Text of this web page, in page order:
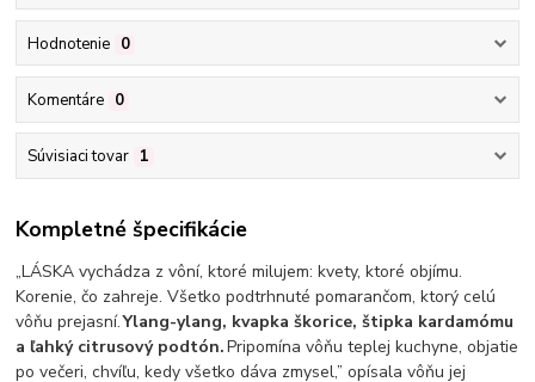
Hodnotenie 0
Komentáre 0
Súvisiaci tovar 1
Kompletné špecifikácie
„LÁSKA vychádza z vôní, ktoré milujem: kvety, ktoré objímu.
Korenie, čo zahreje. Všetko podtrhnuté pomarančom, ktorý celú
vôňu prejasní.Ylang-ylang, kvapka škorice, štipka kardamómu
a ľahký citrusový podtón.Pripomína vôňu teplej kuchyne, objatie
po večeri, chvíľu, kedy všetko dáva zmysel,” opísala vôňu jej